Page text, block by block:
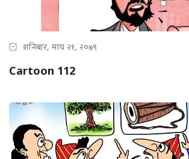
शनिबार, माघ २१, २०७९
Cartoon 112